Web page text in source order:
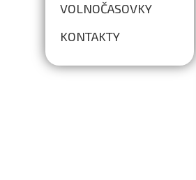
VOLNOČASOVKY
KONTAKTY